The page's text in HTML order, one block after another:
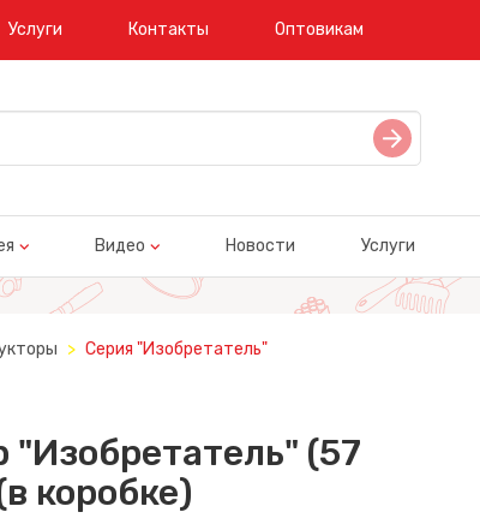
Услуги Контакты Оптовикам
Видео Новости Услуги
Серия "Изобретатель"
"Изобретатель" (57
коробке)